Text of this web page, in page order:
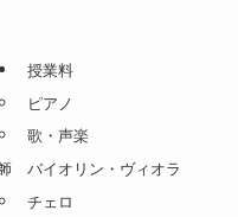
授業料
ピアノ
歌・声楽
バイオリン・ヴィオラ
チェロ